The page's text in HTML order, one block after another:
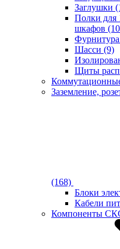
Заглушки
Полки для
шкафов
Фурнитура
Шасси (9)
Щиты
Заземление,
(168)
Блоки
Кабели
Компоненты